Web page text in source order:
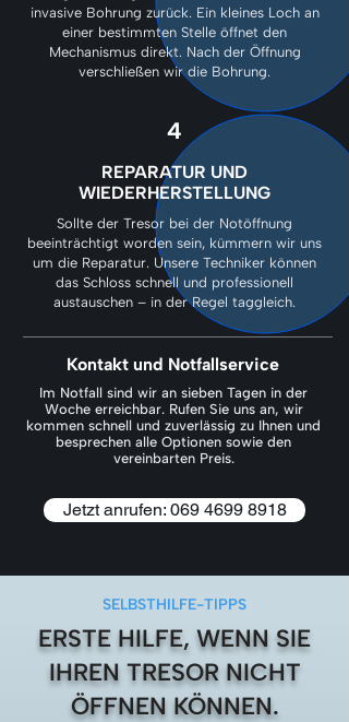
invasive Bohrung zurück. Ein kleines Loch an
einer bestimmten Stelle öffnet den
Mechanismus direkt. Nach der Öffnung
verschließen wir die Bohrung.
4
REPARATUR UND
WIEDERHERSTELLUNG
Sollte der Tresor bei der Notöffnung
beeinträchtigt worden sein, kümmern wir uns
um die Reparatur. Unsere Techniker können
das Schloss schnell und professionell
austauschen – in der Regel taggleich.
Kontakt und Notfallservice
Im Notfall sind wir an sieben Tagen in der
Woche erreichbar. Rufen Sie uns an, wir
kommen schnell und zuverlässig zu Ihnen und
besprechen alle Optionen sowie den
vereinbarten Preis.
Jetzt anrufen: 069 4699 8918
SELBSTHILFE-TIPPS
ERSTE HILFE, WENN SIE
IHREN TRESOR NICHT
ÖFFNEN KÖNNEN.